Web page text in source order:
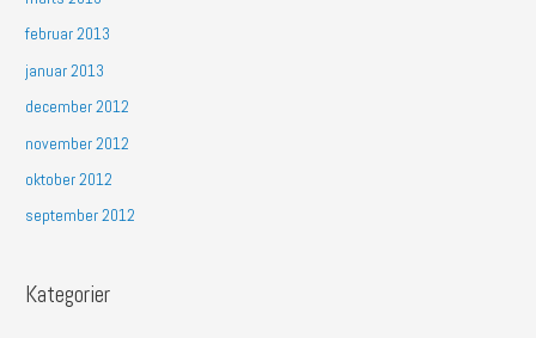
februar 2013
januar 2013
december 2012
november 2012
oktober 2012
september 2012
Kategorier